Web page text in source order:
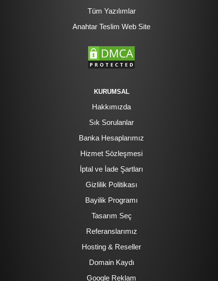
Tüm Yazılımlar
Anahtar Teslim Web Site
KURUMSAL
Hakkımızda
Sık Sorulanlar
Banka Hesaplarımız
Hizmet Sözleşmesi
İptal ve İade Şartları
Gizlilik Politikası
Bayilik Programı
Tasarım Seç
Referanslarımız
Hosting & Reseller
Domain Kaydı
Google Reklam